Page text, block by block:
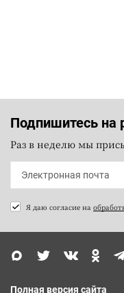
Подпишитесь на
Раз в неделю мы
Я даю согласие на
Полная версия сайта